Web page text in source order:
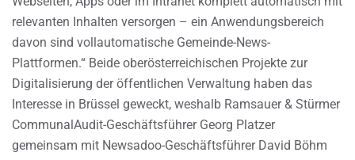
relevanten Inhalten versorgen – ein Anwendungsbereich
davon sind vollautomatische Gemeinde-News-
Plattformen.“ Beide oberösterreichischen Projekte zur
Digitalisierung der öffentlichen Verwaltung haben das
Interesse in Brüssel geweckt, weshalb Ramsauer & Stürmer
CommunalAudit-Geschäftsführer Georg Platzer
gemeinsam mit Newsadoo-Geschäftsführer David Böhm